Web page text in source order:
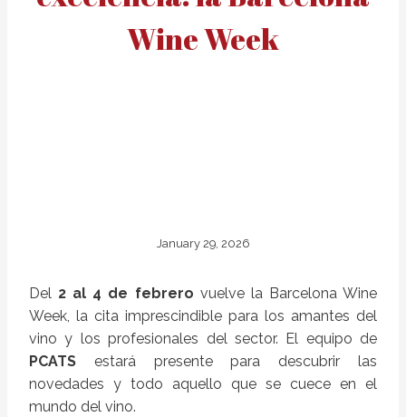
Wine Week
January 29, 2026
Del 2 al 4 de febrero vuelve la Barcelona Wine
Week, la cita imprescindible para los amantes del
vino y los profesionales del sector. El equipo de
PCATS estará presente para descubrir las
novedades y todo aquello que se cuece en el
mundo del vino.